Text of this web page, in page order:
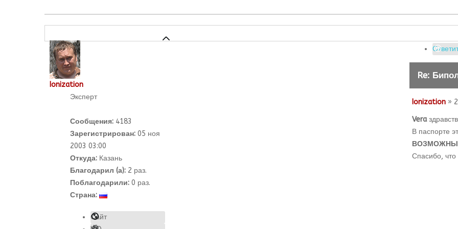
Re:
Ionization »
Vera
В паспорте
Спасибо, что
Ionization
Эксперт
Сообщения: 4183
Зарегистрирован: 05 ноя
2003 03:00
Откуда: Казань
Благодарил (а): 2 раз.
Поблагодарили: 0 раз.
Страна:
Сайт